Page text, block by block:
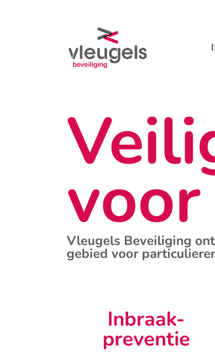
Vleugels Beveiliging
gebied voor
Inbraak-
preventie